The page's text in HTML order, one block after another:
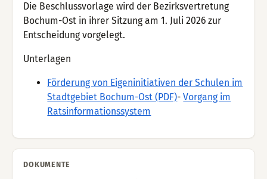
Die Beschlussvorlage wird der Bezirksvertretung
Bochum-Ost in ihrer Sitzung am 1. Juli 2026 zur
Entscheidung vorgelegt.
Unterlagen
Förderung von Eigeninitiativen der Schulen im
Stadtgebiet Bochum-Ost (PDF)-Vorgang im
Ratsinformationssystem
DOKUMENTE